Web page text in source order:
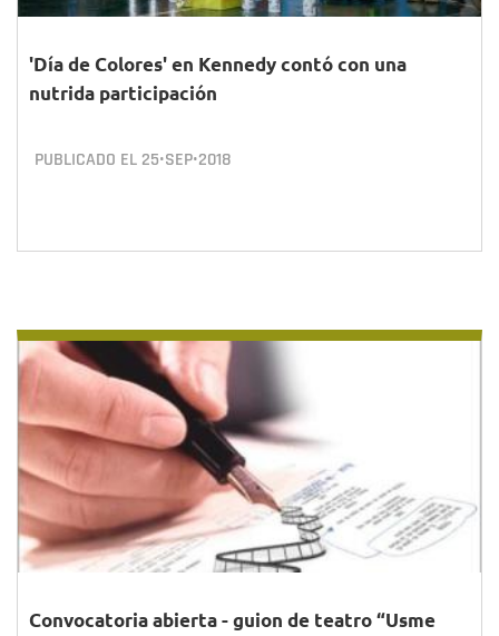
'Día de Colores' en Kennedy contó con una
nutrida participación
PUBLICADO EL 25•SEP•2018
Convocatoria abierta - guion de teatro “Usme